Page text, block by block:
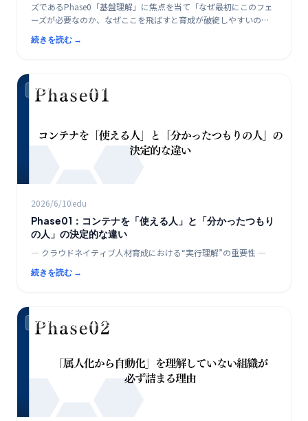
ズであるPhase0「基盤理解」に焦点を当て「なぜ最初にこのフェ
ーズが必要なのか、なぜここを飛ばすと育成が破綻しやすいの
か」を構造的に整理していきます。
続きを読む →
クラウド時代のエンジニア教育ロードマップ
2026/6/10edu
Phase01：コンテナを「使える人」と「分かったつもり
の人」の決定的な違い
― クラウドネイティブ人材育成における“実行理解”の重要性 ―
続きを読む →
クラウド時代のエンジニア教育ロードマップ